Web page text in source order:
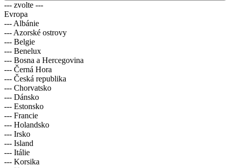
--- zvolte ---
Evropa
--- Albánie
--- Azorské ostrovy
--- Belgie
--- Benelux
--- Bosna a Hercegovina
--- Černá Hora
--- Česká republika
--- Chorvatsko
--- Dánsko
--- Estonsko
--- Francie
--- Holandsko
--- Irsko
--- Island
--- Itálie
--- Korsika